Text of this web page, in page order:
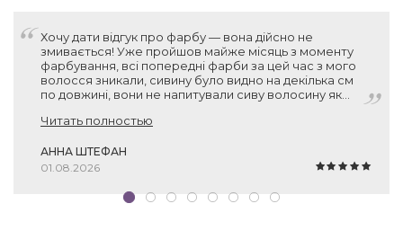
Хочу дати відгук про фарбу — вона дійсно не
змивається! Уже пройшов майже місяць з моменту
фарбування, всі попередні фарби за цей час з мого
волосся зникали, сивину було видно на декілька см
по довжині, вони не напитували сиву волосину як
пігменту місцями відросли, звісно, але вся інша
дякую вам за рекомендацію, фарба прекрасна!
Читать полностью
АННА ШТЕФАН
01.08.2026